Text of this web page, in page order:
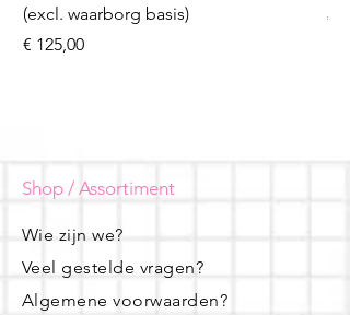
(excl. waarborg basis)
Prijs
€ 125,00
Prijs
€
Shop / Assortiment
Wie zijn we?
Veel gestelde vragen?
Algemene voorwaarden?